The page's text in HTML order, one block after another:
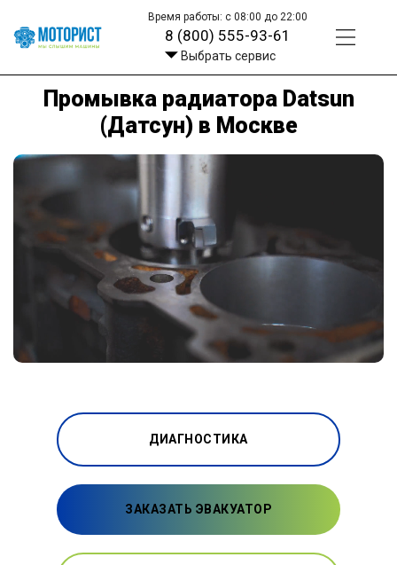
Время работы: с 08:00 до 22:00
8 (800) 555-93-61
Выбрать сервис
Промывка радиатора Datsun
(Датсун) в Москве
ДИАГНОСТИКА
ЗАКАЗАТЬ ЭВАКУАТОР